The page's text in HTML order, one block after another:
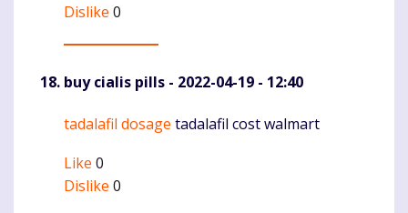
Dislike 0
buy cialis pills - 2022-04-19 - 12:40
Komentaras
tadalafil dosage tadalafil cost walmart
Like 0
Dislike 0